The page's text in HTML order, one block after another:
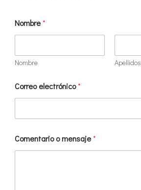
Nombre*
Nombre Apellidos
Correo electrónico*
Comentario o mensaje*